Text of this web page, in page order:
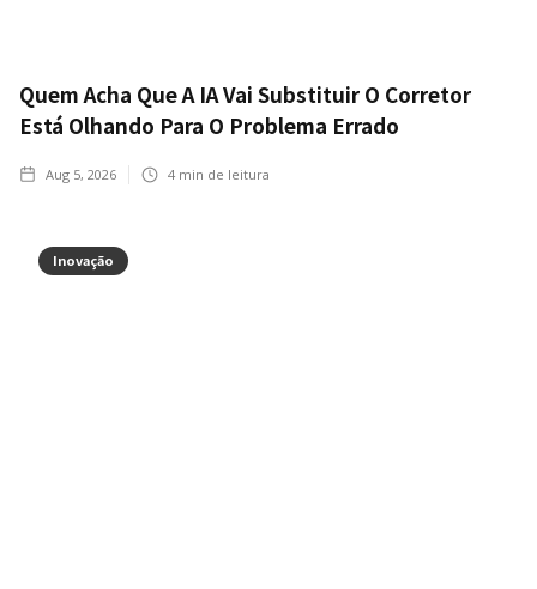
Quem Acha Que A IA Vai Substituir O Corretor
Está Olhando Para O Problema Errado
Aug 5, 2026 4 min de leitura
Inovação